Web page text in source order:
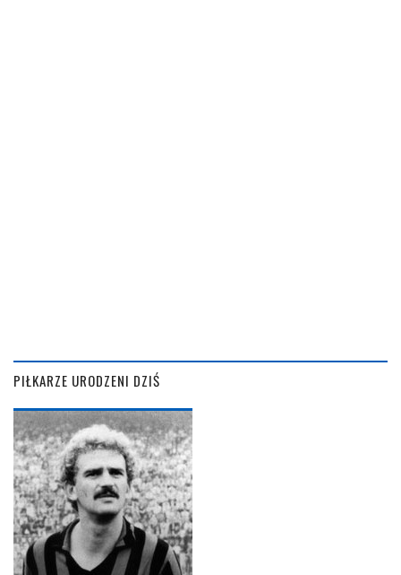
PIŁKARZE URODZENI DZIŚ